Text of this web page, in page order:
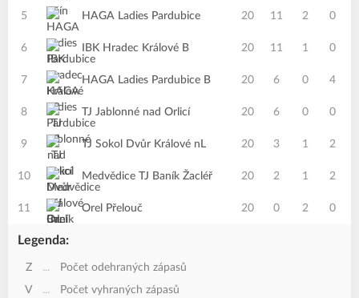
5 HAGA Ladies Pardubice 20 11 2 0
6 IBK Hradec Králové B 20 11 1 0
7 HAGA Ladies Pardubice B 20 6 0 4
8 TJ Jablonné nad Orlicí 20 6 0 0
9 TJ Sokol Dvůr Králové nL 20 3 1 2
10 Medvědice TJ Baník Žacléř 20 2 1 2
11 Orel Přelouč 20 0 2 0
Legenda:
Z ...
Počet odehraných zápasů
V
...
Počet vyhraných zápasů